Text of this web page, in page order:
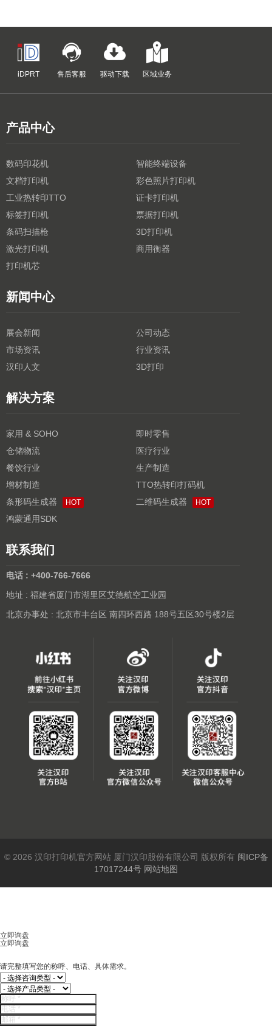
iDPRT 售后客服 驱动下载 区域业务
产品中心
数码印花机
智能终端设备
文档打印机
彩色照片打印机
工业热转印TTO
证卡打印机
标签打印机
票据打印机
条码扫描枪
3D打印机
激光打印机
商用衡器
打印机芯
新闻中心
展会新闻
公司动态
市场资讯
行业资讯
汉印人文
3D打印
解决方案
家用 & SOHO
即时零售
仓储物流
医疗行业
餐饮行业
生产制造
增材制造
TTO热转印打码机
条形码生成器
HOT 二维码生成器 HOT
鸿蒙通用SDK
联系我们
电话 : +400-766-7666
地址 : 福建省厦门市湖里区艾德航空工业园
北京办事处 : 北京市丰台区 南四环西路 188号五区30号楼2层
© 2026 汉印打印机官方网站 厦门汉印股份有限公司 版权所有 闽ICP备
17017244号 网站地图
立即询盘
立即询盘
请完整填写您的称呼、电话、具体需求。